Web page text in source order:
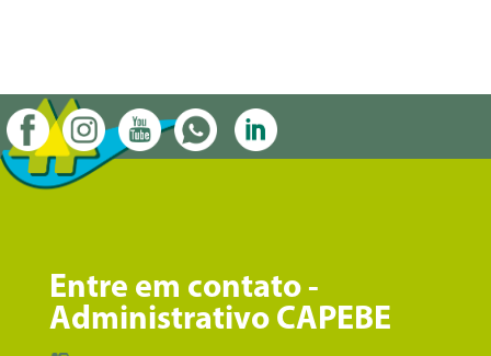
Entre em contato -
Administrativo CAPEBE